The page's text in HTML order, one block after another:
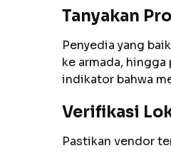
Tanyakan
Penyedia yang
ke armada,
indikator bahwa
Verifikasi
Pastikan vendor